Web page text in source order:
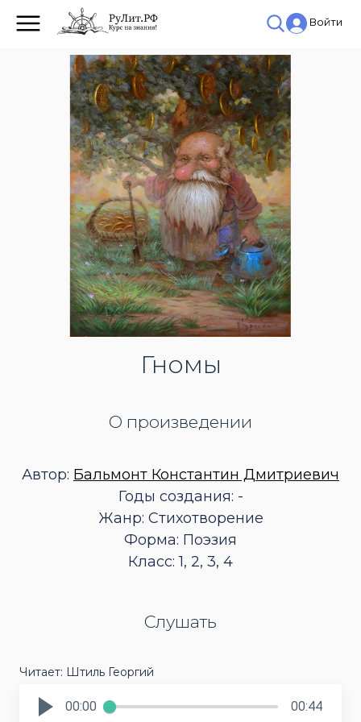
Войти
Гномы
О произведении
Автор: Бальмонт Константин Дмитриевич
Годы создания: -
Жанр: Стихотворение
Форма: Поэзия
Класс: 1, 2, 3, 4
Слушать
Читает: Штиль Георгий
00:00 00:44